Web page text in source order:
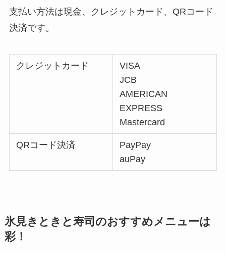
支払い方法は現金、クレジットカード、QRコード
決済です。
クレジットカード
VISA
JCB
AMERICAN
EXPRESS
Mastercard
QRコード決済
PayPay
auPay
氷見きときと寿司のおすすめメニューは
彩！